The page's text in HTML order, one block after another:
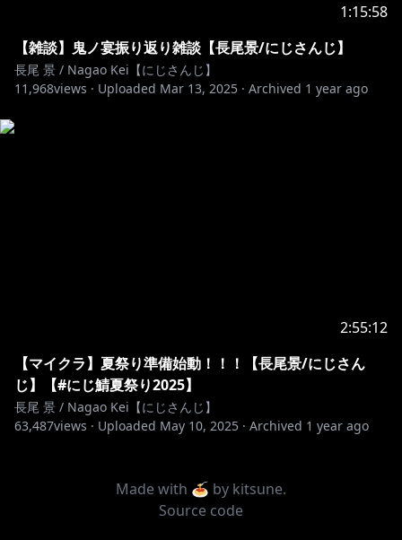
1:15:58
【雑談】鬼ノ宴振り返り雑談【長尾景/にじさんじ】
長尾 景 / Nagao Kei【にじさんじ】
11,968views · Uploaded Mar 13, 2025 · Archived 1 year ago
2:55:12
【マイクラ】夏祭り準備始動！！！【長尾景/にじさん
じ】【#にじ鯖夏祭り2025】
長尾 景 / Nagao Kei【にじさんじ】
63,487views · Uploaded May 10, 2025 · Archived 1 year ago
Made with 🍝 by kitsune.
Source code